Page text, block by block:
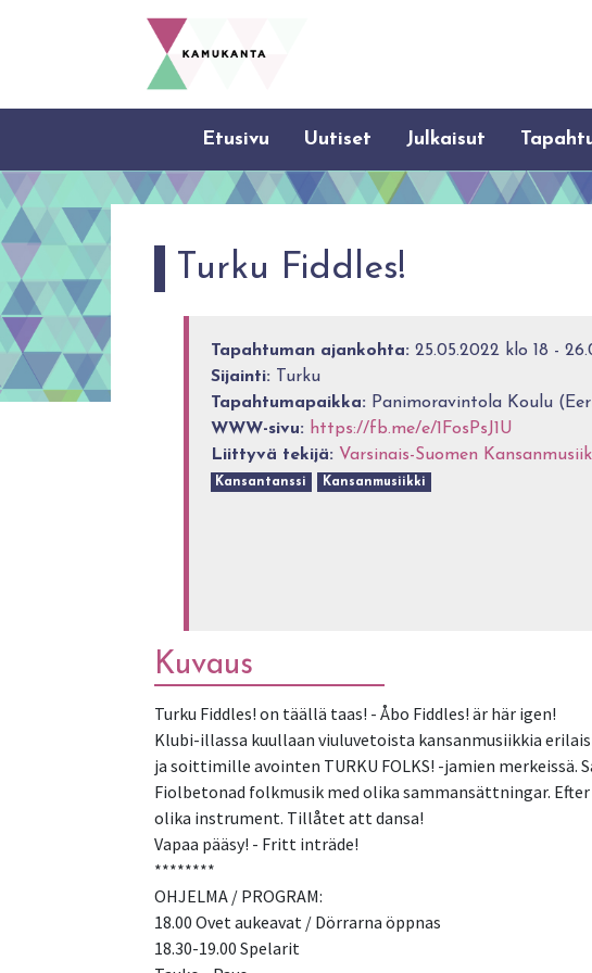
Etusivu Uutiset Julkaisut
Turku Fiddles!
Tapahtuman ajankohta: 25.05.2022 klo 18 -
Sijainti: Turku
Tapahtumapaikka: Panimoravintola Koulu
WWW-sivu: https://fb.me/e/1FosPsJ1U
Liittyvä tekijä: Varsinais-Suomen
Kansantanssi Kansanmusiikki
Kuvaus
Turku Fiddles! on täällä taas! - Åbo Fiddles! är här igen!
Klubi-illassa kuullaan viuluvetoista kansanmusiikkia
ja soittimille avointen TURKU FOLKS! -jamien merkeissä.
Fiolbetonad folkmusik med olika sammansättningar.
olika instrument. Tillåtet att dansa!
Vapaa pääsy! - Fritt inträde!
********
OHJELMA / PROGRAM:
18.00 Ovet aukeavat / Dörrarna öppnas
18.30-19.00 Spelarit